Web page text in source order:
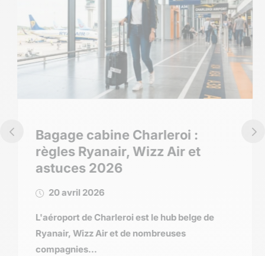
Bagage cabine Charleroi :
règles Ryanair, Wizz Air et
astuces 2026
20 avril 2026
L'aéroport de Charleroi est le hub belge de
Ryanair, Wizz Air et de nombreuses
compagnies...